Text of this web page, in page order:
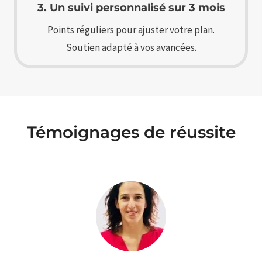
3. Un suivi personnalisé sur 3 mois
Points réguliers pour ajuster votre plan.
Soutien adapté à vos avancées.
Témoignages de réussite